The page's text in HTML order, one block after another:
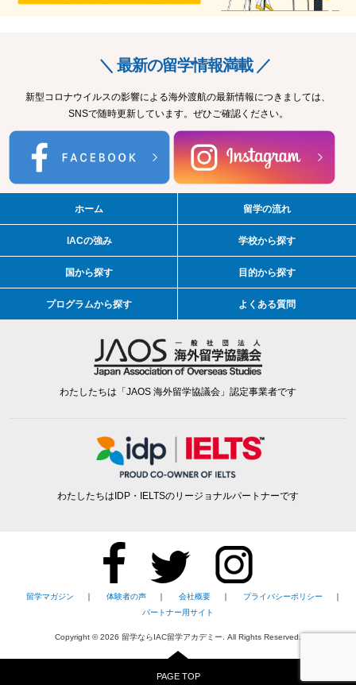
＼ 最新の留学情報満載 ／
新型コロナウイルスの影響による海外渡航の最新情報につきましては、
SNSで随時更新しています。ぜひご確認ください。
ホーム 留学の流れ
IACの強み 学校から探す
国から探す 目的から探す
プログラムから探す よくある質問
わたしたちは「JAOS 海外留学協議会」認定事業者です
わたしたちはIDP・IELTSのリージョナルパートナーです
留学マガジン ｜ 体験者の声 ｜ 会社概要 ｜ プライバシーポリシー
｜
パートナー用サイト
Copyright ©2026 留学ならIAC留学アカデミー. All Rights Reserved.
PAGE TOP